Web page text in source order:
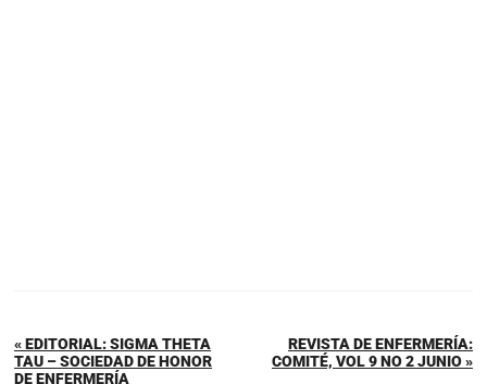
« EDITORIAL: SIGMA THETA
TAU – SOCIEDAD DE HONOR
DE ENFERMERÍA
REVISTA DE ENFERMERÍA:
COMITÉ, VOL 9 NO 2 JUNIO »